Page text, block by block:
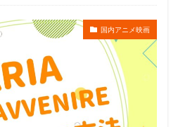
若山弦蔵
若山詩音
芝山努
色川京子
織田優成
置鮎龍太郎
美名 美山加恋
美輪明宏
羽多野渉
国内アニメ映画